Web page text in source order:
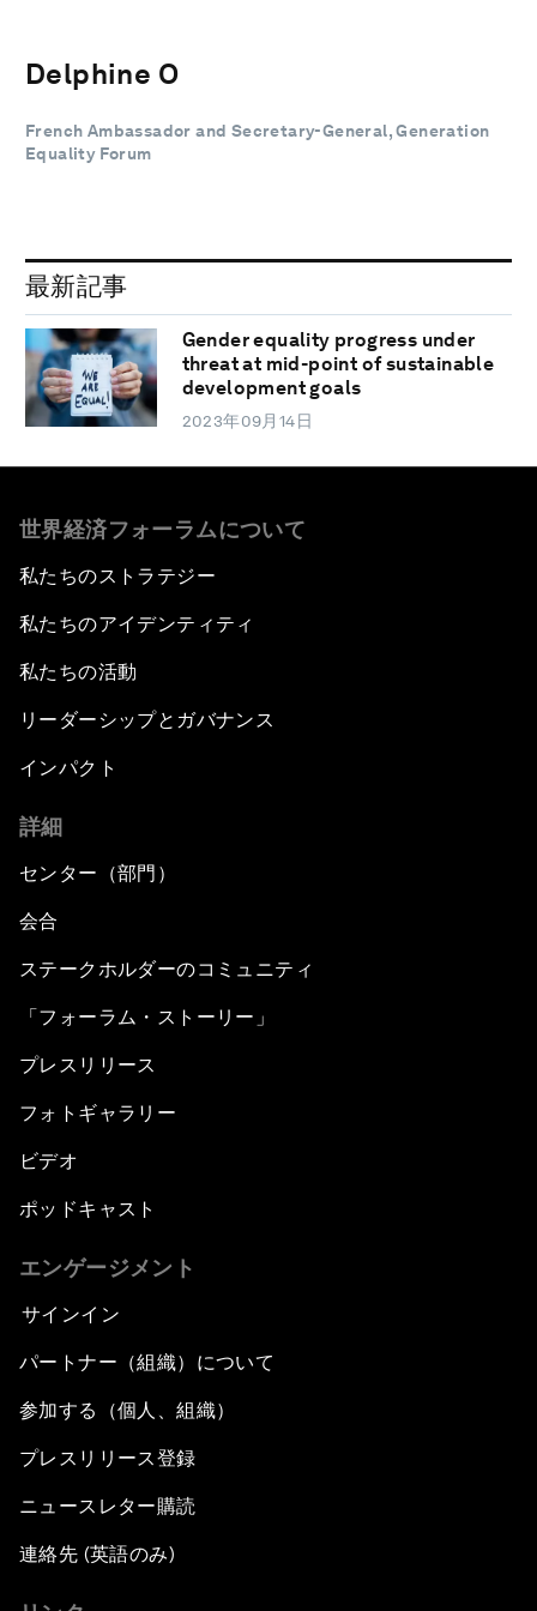
Delphine O
French Ambassador and Secretary-General, Generation
Equality Forum
最新記事
Gender equality progress under
threat at mid-point of sustainable
development goals
2023年09月14日
世界経済フォーラムについて
私たちのストラテジー
私たちのアイデンティティ
私たちの活動
リーダーシップとガバナンス
インパクト
詳細
センター（部門）
会合
ステークホルダーのコミュニティ
「フォーラム・ストーリー」
プレスリリース
フォトギャラリー
ビデオ
ポッドキャスト
エンゲージメント
サインイン
パートナー（組織）について
参加する（個人、組織）
プレスリリース登録
ニュースレター購読
連絡先 (英語のみ)